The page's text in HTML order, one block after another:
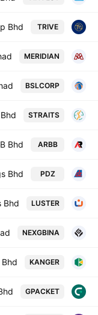
TRIVE
Bhd.
MERIDIAN
BSLCORP
STRAITS
ARBB
Bhd.
PDZ
Bhd.
LUSTER
NEXGBINA
KANGER
GPACKET